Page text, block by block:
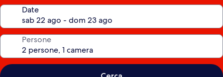
Date
Persone